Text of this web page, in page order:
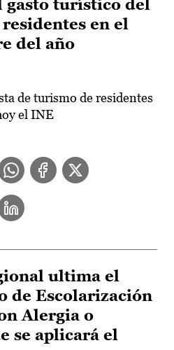
gasto turístico del
en el
del año
de turismo de residentes
el INE
ultima el
de Escolarización
Alergia o
se aplicará el